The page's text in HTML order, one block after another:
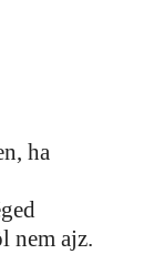
ha
nem ajz.